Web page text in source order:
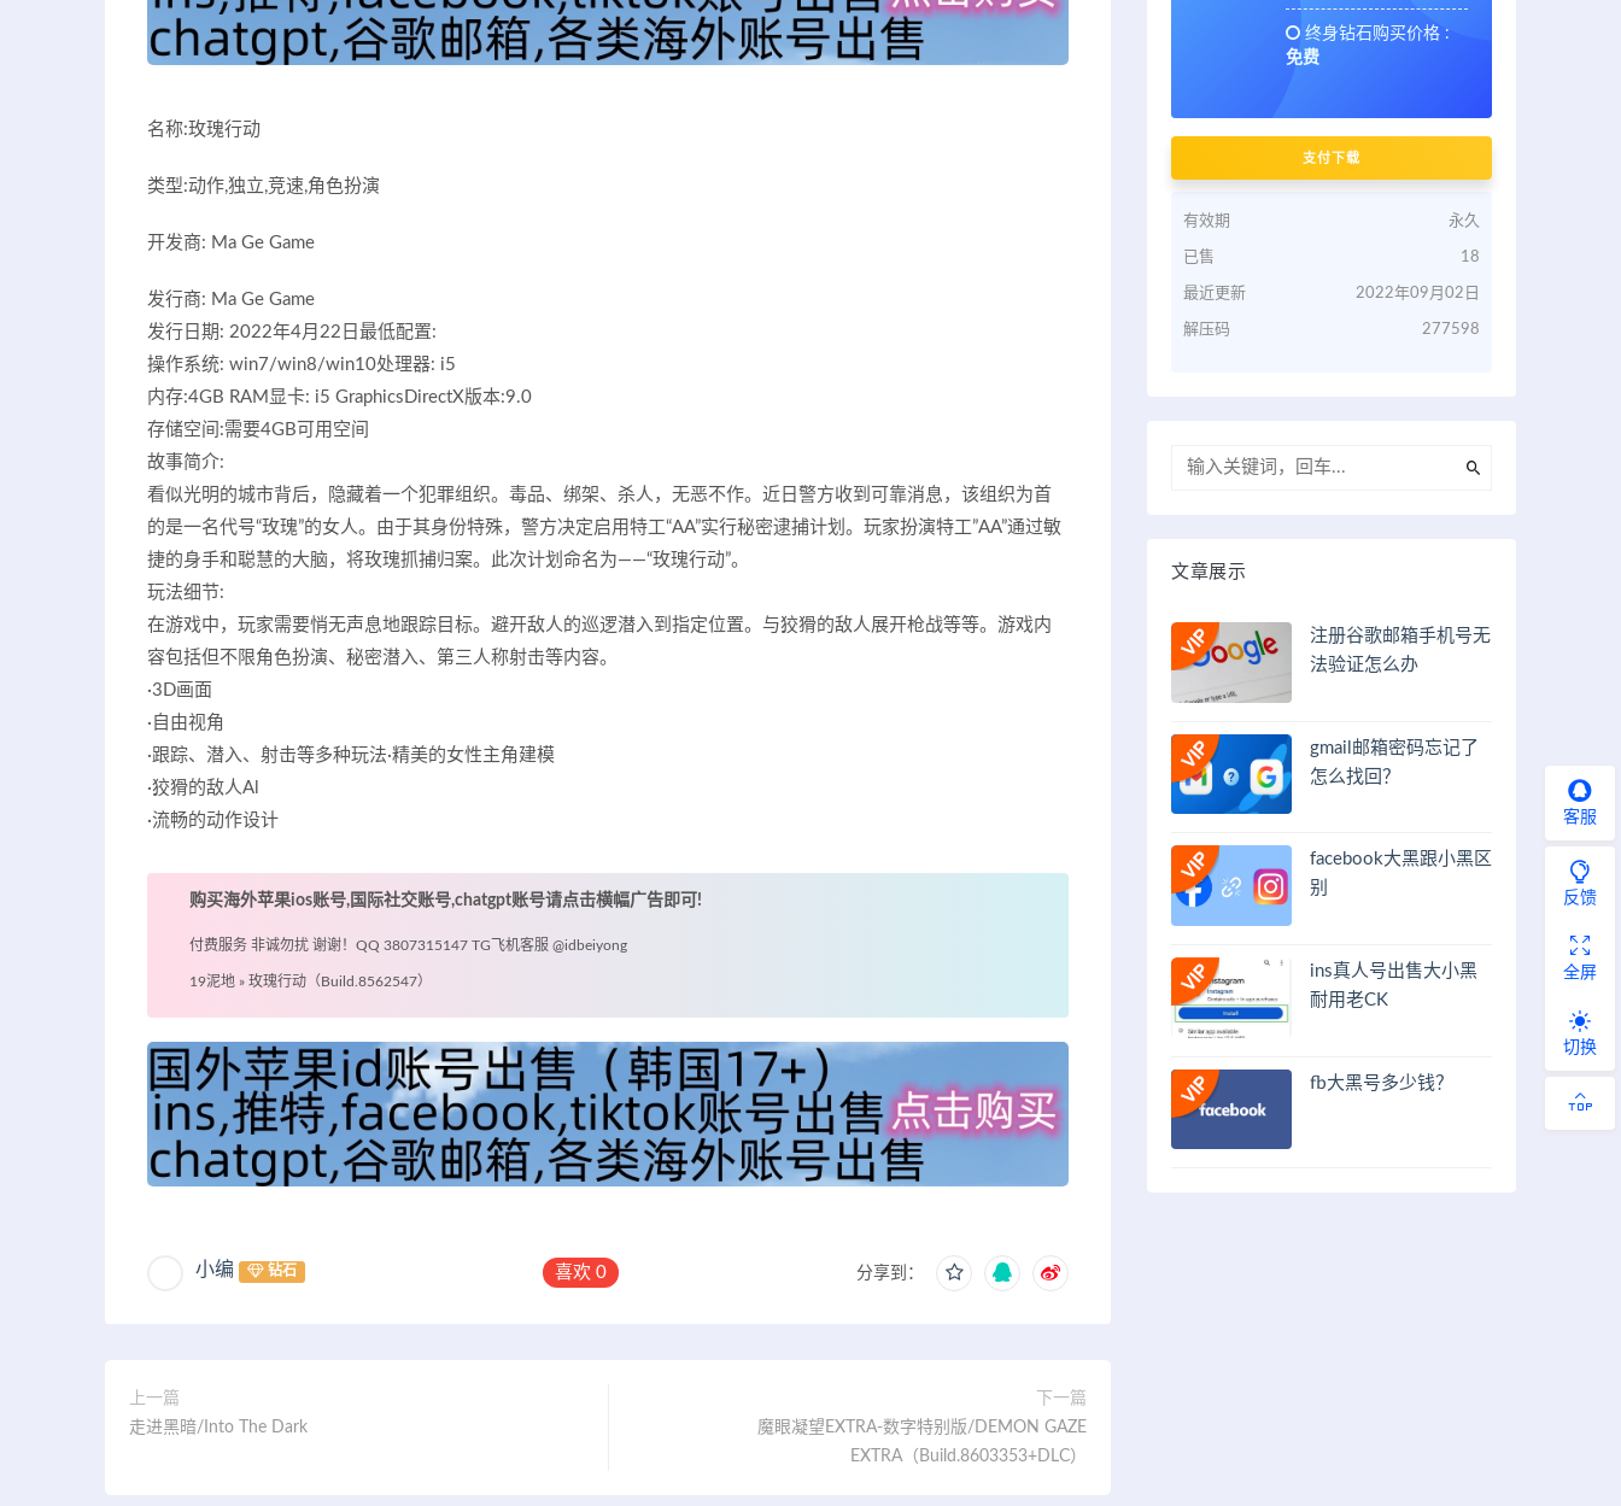
名称:玫瑰行动
类型:动作,独立,竞速,角色扮演
开发商: Ma Ge Game
发行商: Ma Ge Game
发行日期: 2022年4月22日最低配置:
操作系统: win7/win8/win10处理器: i5
内存:4GB RAM显卡: i5 GraphicsDirectX版本:9.0
存储空间:需要4GB可用空间
故事简介:
看似光明的城市背后，隐藏着一个犯罪组织。毒品、绑架、杀人，无恶不作。近日警方收到可靠消息，该组织为首
的是一名代号“玫瑰”的女人。由于其身份特殊，警方决定启用特工“AA”实行秘密逮捕计划。玩家扮演特工”AA”通过敏
捷的身手和聪慧的大脑，将玫瑰抓捕归案。此次计划命名为——“玫瑰行动”。
玩法细节:
在游戏中，玩家需要悄无声息地跟踪目标。避开敌人的巡逻潜入到指定位置。与狡猾的敌人展开枪战等等。游戏内
容包括但不限角色扮演、秘密潜入、第三人称射击等内容。
·3D画面
·自由视角
·跟踪、潜入、射击等多种玩法·精美的女性主角建模
·狡猾的敌人Al
·流畅的动作设计
购买海外苹果ios账号,国际社交账号,chatgpt账号请点击横幅广告即可!
付费服务 非诚勿扰 谢谢！QQ 3807315147 TG飞机客服 @idbeiyong
19泥地 » 玫瑰行动（Build.8562547）
小编 钻石 喜欢0 分享到：
上一篇
走进黑暗/Into The Dark
下一篇
魔眼凝望EXTRA-数字特别版/DEMON GAZE
EXTRA（Build.8603353+DLC）
终身钻石购买价格 :
免费
支付下载
有效期 永久
已售 18
最近更新 2022年09月02日
解压码 277598
文章展示
注册谷歌邮箱手机号无
法验证怎么办
gmail邮箱密码忘记了
怎么找回？
facebook大黑跟小黑区
别
ins真人号出售大小黑
耐用老CK
fb大黑号多少钱？
客服
反馈
全屏
切换